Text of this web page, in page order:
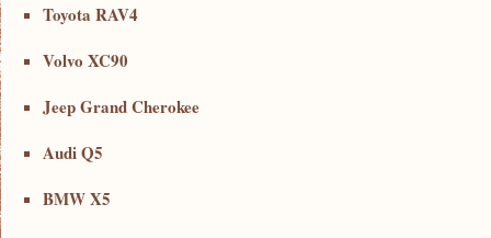
Toyota RAV4
Volvo XC90
Jeep Grand Cherokee
Audi Q5
BMW X5